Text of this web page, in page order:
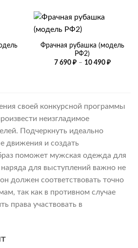
Фрачная рубашка (модель
РФ2)
7 690 ₽ – 10 490 ₽
своей конкурсной программы
неизгладимое
Подчеркнуть идеально
движения и создать
поможет мужская одежда для
для выступлений важно не
должен соответствовать точно
так как в противном случае
права участвовать в